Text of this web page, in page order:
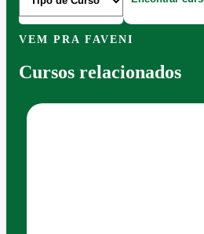
VEM PRA FAVENI
Cursos relacionados